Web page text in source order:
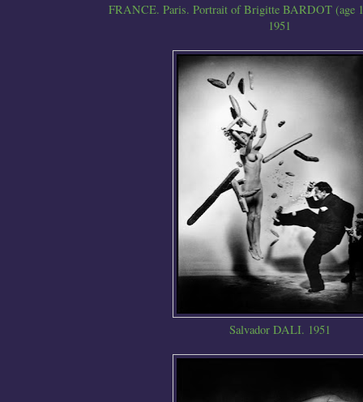
FRANCE. Paris. Portrait of Brigitte BARDOT (age
1951
Salvador DALI. 1951